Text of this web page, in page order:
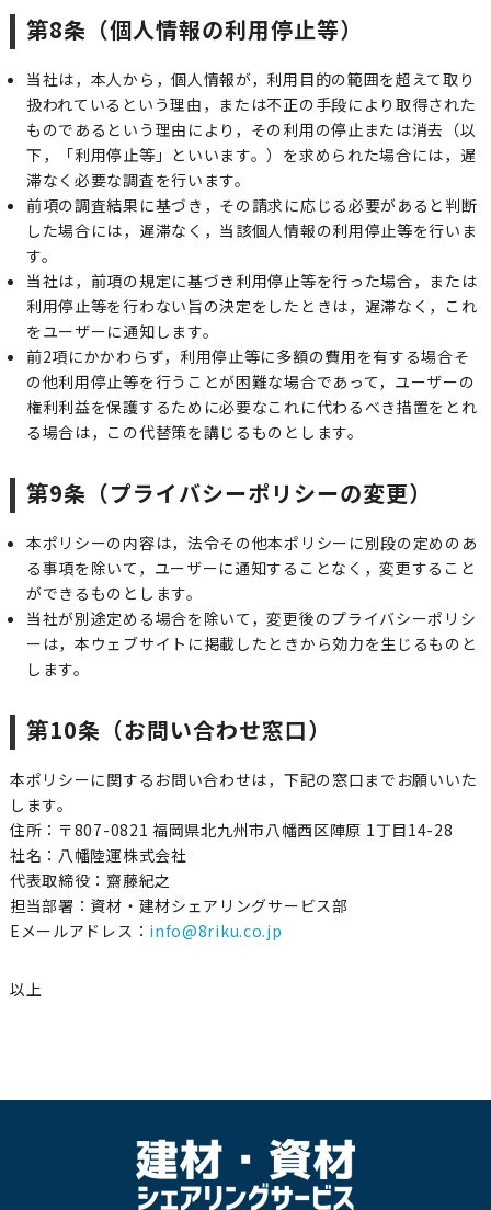
第8条（個人情報の利用停止等）
当社は，本人から，個人情報が，利用目的の範囲を超えて取り
扱われているという理由，または不正の手段により取得された
ものであるという理由により，その利用の停止または消去（以
下，「利用停止等」といいます。）を求められた場合には，遅
滞なく必要な調査を行います。
前項の調査結果に基づき，その請求に応じる必要があると判断
した場合には，遅滞なく，当該個人情報の利用停止等を行いま
す。
当社は，前項の規定に基づき利用停止等を行った場合，または
利用停止等を行わない旨の決定をしたときは，遅滞なく，これ
をユーザーに通知します。
前2項にかかわらず，利用停止等に多額の費用を有する場合そ
の他利用停止等を行うことが困難な場合であって，ユーザーの
権利利益を保護するために必要なこれに代わるべき措置をとれ
る場合は，この代替策を講じるものとします。
第9条（プライバシーポリシーの変更）
本ポリシーの内容は，法令その他本ポリシーに別段の定めのあ
る事項を除いて，ユーザーに通知することなく，変更すること
ができるものとします。
当社が別途定める場合を除いて，変更後のプライバシーポリシ
ーは，本ウェブサイトに掲載したときから効力を生じるものと
します。
第10条（お問い合わせ窓口）
本ポリシーに関するお問い合わせは，下記の窓口までお願いいた
します。
住所：〒807-0821 福岡県北九州市八幡西区陣原 1丁目14-28
社名：八幡陸運株式会社
代表取締役：齋藤紀之
担当部署：資材・建材シェアリングサービス部
Eメールアドレス： info@8riku.co.jp
以上